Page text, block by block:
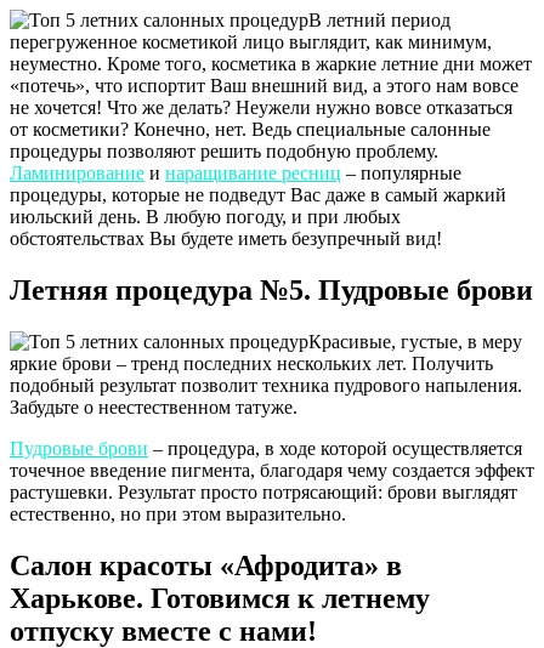
В летний период
перегруженное косметикой лицо выглядит, как минимум,
неуместно. Кроме того, косметика в жаркие летние дни может
«потечь», что испортит Ваш внешний вид, а этого нам вовсе
не хочется! Что же делать? Неужели нужно вовсе отказаться
от косметики? Конечно, нет. Ведь специальные салонные
процедуры позволяют решить подобную проблему.
Ламинирование и наращивание ресниц – популярные
процедуры, которые не подведут Вас даже в самый жаркий
июльский день. В любую погоду, и при любых
обстоятельствах Вы будете иметь безупречный вид!
Летняя процедура №5. Пудровые брови
Красивые, густые, в меру
яркие брови – тренд последних нескольких лет. Получить
подобный результат позволит техника пудрового напыления.
Забудьте о неестественном татуже.
Пудровые брови – процедура, в ходе которой осуществляется
точечное введение пигмента, благодаря чему создается эффект
растушевки. Результат просто потрясающий: брови выглядят
естественно, но при этом выразительно.
Салон красоты «Афродита» в
Харькове. Готовимся к летнему
отпуску вместе с нами!